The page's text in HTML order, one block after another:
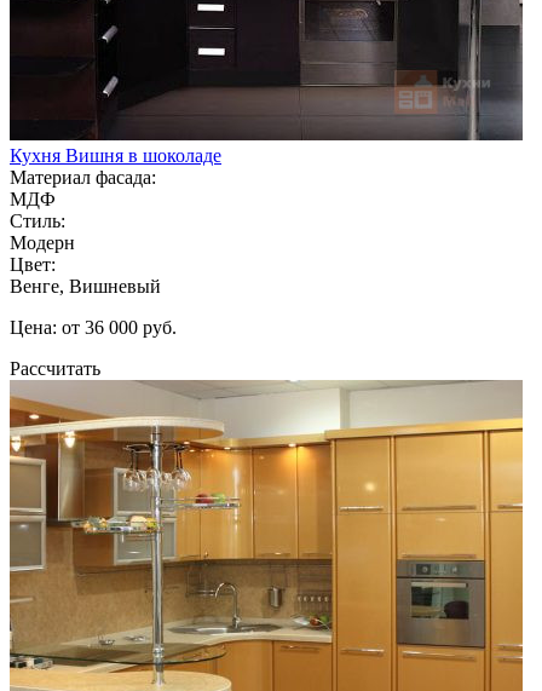
Кухня Вишня в шоколаде
Материал фасада:
МДФ
Стиль:
Модерн
Цвет:
Венге, Вишневый
Цена: от 36 000 руб.
Рассчитать